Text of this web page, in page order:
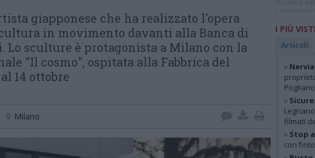
giapponese che ha realizzato l'opera
in movimento davanti alla Banca di
Lo sculture è protagonista a Milano con la
"Il cosmo", ospitata alla Fabbrica del
14 ottobre
Milano
I PIÙ VISTI
Articoli
»
»
filmati
» Stop
con